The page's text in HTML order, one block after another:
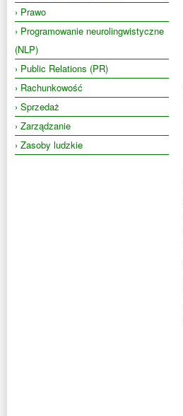
› Prawo
› Programowanie neurolingwistyczne
(NLP)
› Public Relations (PR)
› Rachunkowość
› Sprzedaż
› Zarządzanie
› Zasoby ludzkie